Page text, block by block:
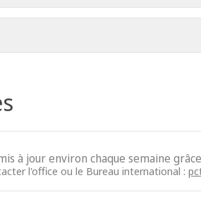
à jour environ chaque semaine
l'office ou le Bureau international :